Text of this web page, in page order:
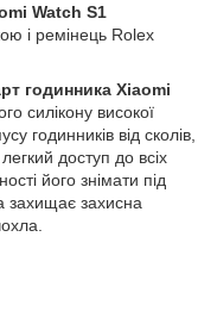
Watch S1
і ремінець Rolex
годинника Xiaomi
силікону високої
годинників від сколів,
доступ до всіх
його знімати під
захищає захисна